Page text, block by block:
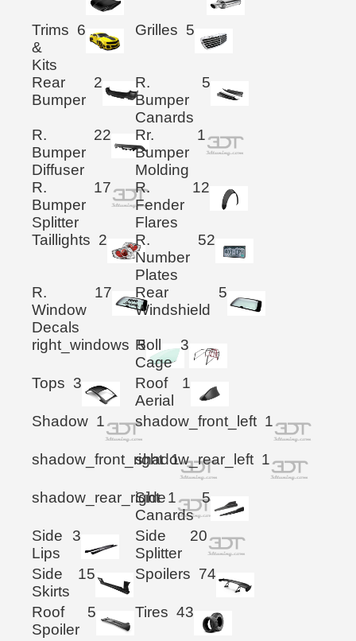
Trims
&
Kits
6 Grilles 5
Rear
Bumper
2
R.
Bumper
Canards
5
R.
Bumper
Diffuser
22
Rr.
Bumper
Molding
1
R.
Bumper
Splitter
17
R.
Fender
Flares
12
Taillights 2
R.
Number
Plates
52
R.
Window
Decals
17
Rear
Windshield
5
right_windows 5
Roll
Cage
3
Tops 3
Roof
Aerial
1
Shadow 1 shadow_front_left 1
shadow_front_right 1
shadow_rear_left 1
shadow_rear_right 1
Side
Canards
5
Side
Lips
3
Side
Splitter
20
Side
Skirts
15 Spoilers 74
Roof
Spoiler
5 Tires 43